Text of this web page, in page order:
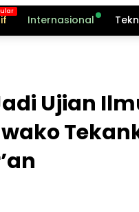
Internasional
Ujian